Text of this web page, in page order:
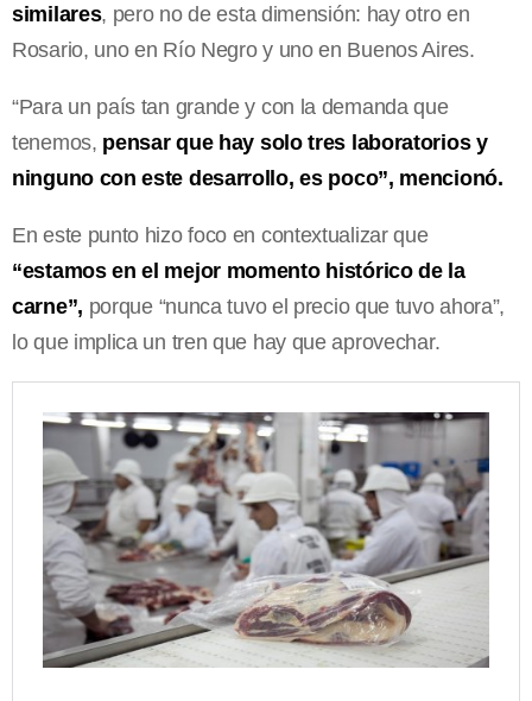
similares, pero no de esta dimensión: hay otro en
Rosario, uno en Río Negro y uno en Buenos Aires.
“Para un país tan grande y con la demanda que
tenemos, pensar que hay solo tres laboratorios y
ninguno con este desarrollo, es poco”, mencionó.
En este punto hizo foco en contextualizar que
“estamos en el mejor momento histórico de la
carne”, porque “nunca tuvo el precio que tuvo ahora”,
lo que implica un tren que hay que aprovechar.